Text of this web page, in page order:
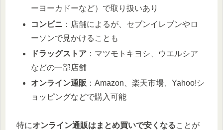
ーヨーカドーなど）で取り扱いあり
コンビニ ：店舗によるが、セブンイレブンやロ
ーソンで見かけることも
ドラッグストア ：マツモトキヨシ、ウエルシア
などの一部店舗
オンライン通販 ：Amazon、楽天市場、Yahoo!シ
ョッピングなどで購入可能
特にオンライン通販はまとめ買いで安くなることが